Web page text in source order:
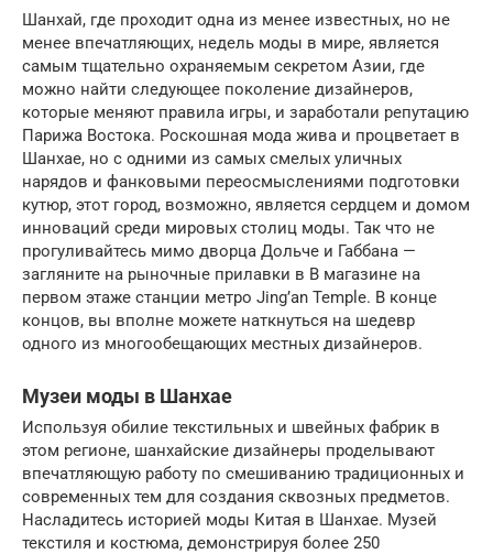
Шанхай, где проходит одна из менее известных, но не
менее впечатляющих, недель моды в мире, является
самым тщательно охраняемым секретом Азии, где
можно найти следующее поколение дизайнеров,
которые меняют правила игры, и заработали репутацию
Парижа Востока. Роскошная мода жива и процветает в
Шанхае, но с одними из самых смелых уличных
нарядов и фанковыми переосмыслениями подготовки
кутюр, этот город, возможно, является сердцем и домом
инноваций среди мировых столиц моды. Так что не
прогуливайтесь мимо дворца Дольче и Габбана —
загляните на рыночные прилавки в В магазине на
первом этаже станции метро Jing’an Temple. В конце
концов, вы вполне можете наткнуться на шедевр
одного из многообещающих местных дизайнеров.
Музеи моды в Шанхае
Используя обилие текстильных и швейных фабрик в
этом регионе, шанхайские дизайнеры проделывают
впечатляющую работу по смешиванию традиционных и
современных тем для создания сквозных предметов.
Насладитесь историей моды Китая в Шанхае. Музей
текстиля и костюма, демонстрируя более 250